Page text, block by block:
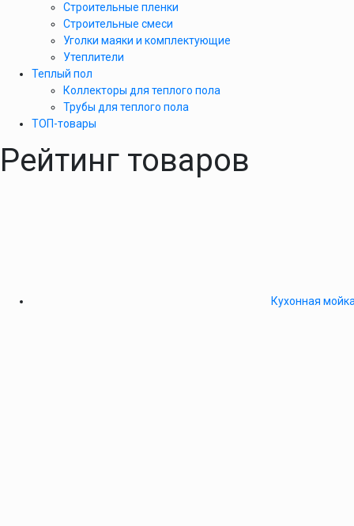
Строительные пленки
Строительные смеси
Уголки маяки и комплектующие
Утеплители
Теплый пол
Коллекторы для теплого пола
Трубы для теплого пола
ТОП-товары
Рейтинг товаров
Кухонная